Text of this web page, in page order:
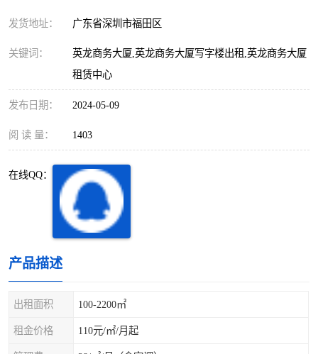
发货地址： 广东省深圳市福田区
关键词：
英龙商务大厦,英龙商务大厦写字楼出租,英龙商务大厦
租赁中心
发布日期： 2024-05-09
阅 读 量： 1403
在线QQ：
产品描述
出租面积 100-2200㎡
租金价格 110元/㎡/月起
中心区
南山区 西丽
南头 高新园
深圳超级总部基地
龙岗区
宝安西乡
光明区
龙华观澜